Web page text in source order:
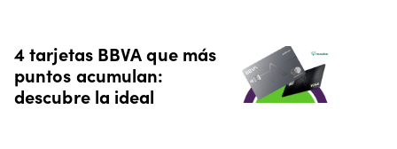
4 tarjetas BBVA que más
puntos acumulan:
descubre la ideal